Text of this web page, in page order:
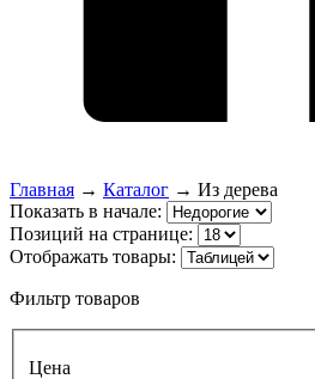
Главная → Каталог → Из дерева
Показать в начале:
Позиций на странице:
Отображать товары:
Фильтр товаров
Цена